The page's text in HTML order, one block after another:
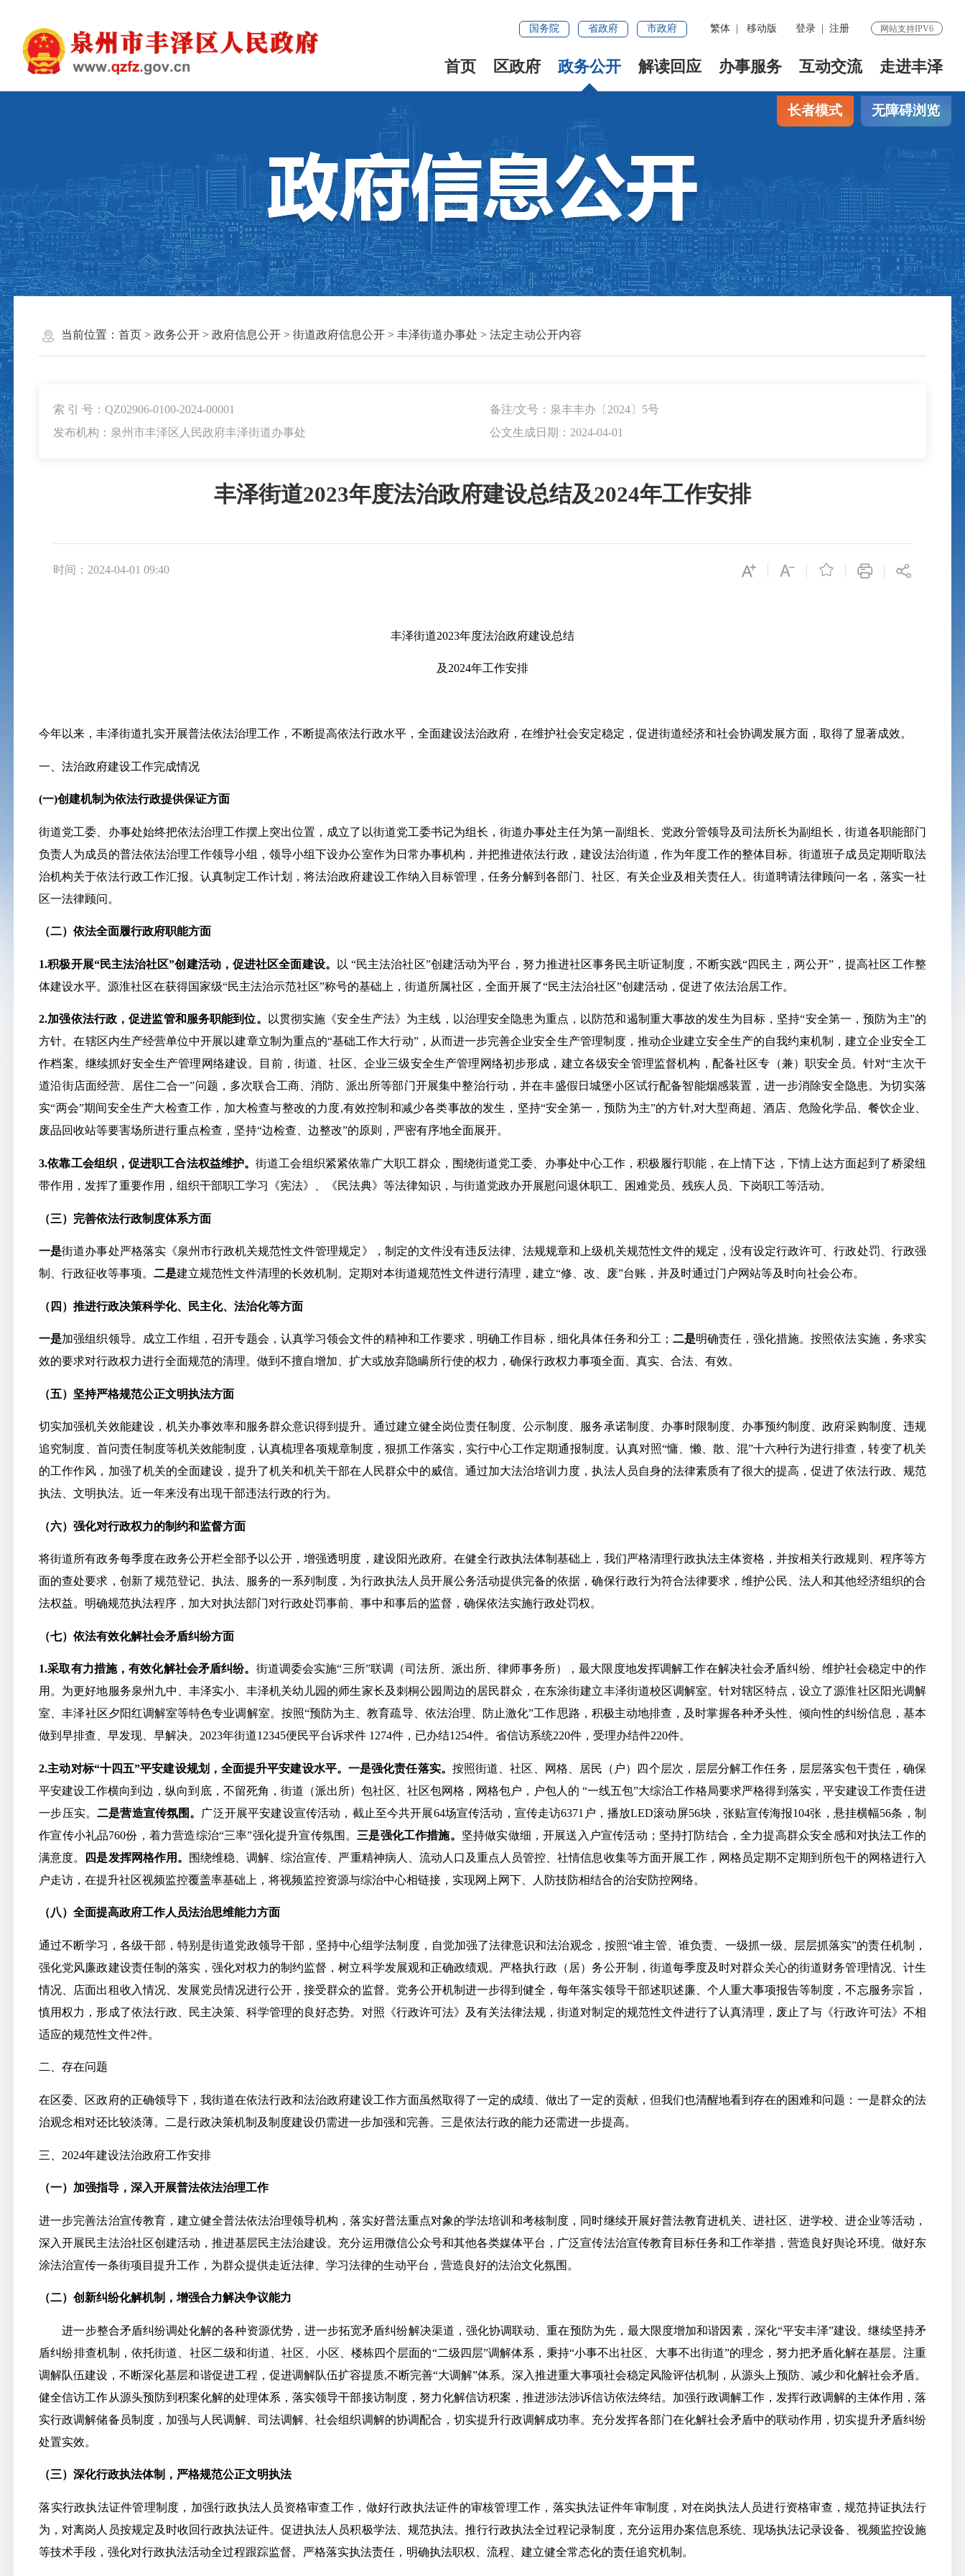
国务院 省政府 市政府 繁体 移动版 登录 注册 网站支持IPV6
首页 区政府 政务公开 解读回应 办事服务 互动交流 走进丰泽
长者模式 无障碍浏览
当前位置： 首页> 政务公开> 政府信息公开> 街道政府信息公开> 丰泽街道办事处 > 法定主动公开内容
索 引 号：QZ02906-0100-2024-00001
备注/文号：泉丰丰办〔2024〕5号
发布机构：泉州市丰泽区人民政府丰泽街道办事处
公文生成日期：2024-04-01
丰泽街道2023年度法治政府建设总结及2024年工作安排
时间：2024-04-01 09:40 
丰泽街道2023年度法治政府建设总结
及2024年工作安排
今年以来，丰泽街道扎实开展普法依法治理工作，不断提高依法行政水平，全面建设法治政府，在维护社会安定稳定，促进街道经济和社会协调发展方面，取得了显著成效。
一、法治政府建设工作完成情况
(一)创建机制为依法行政提供保证方面
街道党工委、办事处始终把依法治理工作摆上突出位置，成立了以街道党工委书记为组长，街道办事处主任为第一副组长、党政分管领导及司法所长为副组长，街道各职能部门
负责人为成员的普法依法治理工作领导小组，领导小组下设办公室作为日常办事机构，并把推进依法行政，建设法治街道，作为年度工作的整体目标。街道班子成员定期听取法
治机构关于依法行政工作汇报。认真制定工作计划，将法治政府建设工作纳入目标管理，任务分解到各部门、社区、有关企业及相关责任人。街道聘请法律顾问一名，落实一社
区一法律顾问。
（二）依法全面履行政府职能方面
1.积极开展“民主法治社区”创建活动，促进社区全面建设。
以 “民主法治社区”创建活动为平台，努力推进社区事务民主听证制度，不断实践“四民主，两公开”，提高社区工作整
体建设水平。源淮社区在获得国家级“民主法治示范社区”称号的基础上，街道所属社区，全面开展了“民主法治社区”创建活动，促进了依法治居工作。
2.加强依法行政，促进监管和服务职能到位。 以贯彻实施《安全生产法》为主线，以治理安全隐患为重点，以防范和遏制重大事故的发生为目标，坚持“安全第一，预防为主”的
方针。在辖区内生产经营单位中开展以建章立制为重点的“基础工作大行动”，从而进一步完善企业安全生产管理制度，推动企业建立安全生产的自我约束机制，建立企业安全工
作档案。继续抓好安全生产管理网络建设。目前，街道、社区、企业三级安全生产管理网络初步形成，建立各级安全管理监督机构，配备社区专（兼）职安全员。针对“主次干
道沿街店面经营、居住二合一”问题，多次联合工商、消防、派出所等部门开展集中整治行动，并在丰盛假日城堡小区试行配备智能烟感装置，进一步消除安全隐患。为切实落
实“两会”期间安全生产大检查工作，加大检查与整改的力度,有效控制和减少各类事故的发生，坚持“安全第一，预防为主”的方针,对大型商超、酒店、危险化学品、餐饮企业、
废品回收站等要害场所进行重点检查，坚持“边检查、边整改”的原则，严密有序地全面展开。
3.依靠工会组织，促进职工合法权益维护。街道工会组织紧紧依靠广大职工群众，围绕街道党工委、办事处中心工作，积极履行职能，在上情下达，下情上达方面起到了桥梁纽
带作用，发挥了重要作用，组织干部职工学习《宪法》、《民法典》等法律知识，与街道党政办开展慰问退休职工、困难党员、残疾人员、下岗职工等活动。
（三）完善依法行政制度体系方面
一是街道办事处严格落实《泉州市行政机关规范性文件管理规定》，制定的文件没有违反法律、法规规章和上级机关规范性文件的规定，没有设定行政许可、行政处罚、行政强
制、行政征收等事项。二是建立规范性文件清理的长效机制。定期对本街道规范性文件进行清理，建立“修、改、废”台账，并及时通过门户网站等及时向社会公布。
（四）推进行政决策科学化、民主化、法治化等方面
一是加强组织领导。成立工作组，召开专题会，认真学习领会文件的精神和工作要求，明确工作目标，细化具体任务和分工； 二是明确责任，强化措施。按照依法实施，务求实
效的要求对行政权力进行全面规范的清理。做到不擅自增加、扩大或放弃隐瞒所行使的权力，确保行政权力事项全面、真实、合法、有效。
（五）坚持严格规范公正文明执法方面
切实加强机关效能建设，机关办事效率和服务群众意识得到提升。通过建立健全岗位责任制度、公示制度、服务承诺制度、办事时限制度、办事预约制度、政府采购制度、违规
追究制度、首问责任制度等机关效能制度，认真梳理各项规章制度，狠抓工作落实，实行中心工作定期通报制度。认真对照“慵、懒、散、混”十六种行为进行排查，转变了机关
的工作作风，加强了机关的全面建设，提升了机关和机关干部在人民群众中的威信。通过加大法治培训力度，执法人员自身的法律素质有了很大的提高，促进了依法行政、规范
执法、文明执法。近一年来没有出现干部违法行政的行为。
（六）强化对行政权力的制约和监督方面
将街道所有政务每季度在政务公开栏全部予以公开，增强透明度，建设阳光政府。在健全行政执法体制基础上，我们严格清理行政执法主体资格，并按相关行政规则、程序等方
面的查处要求，创新了规范登记、执法、服务的一系列制度，为行政执法人员开展公务活动提供完备的依据，确保行政行为符合法律要求，维护公民、法人和其他经济组织的合
法权益。明确规范执法程序，加大对执法部门对行政处罚事前、事中和事后的监督，确保依法实施行政处罚权。
（七）依法有效化解社会矛盾纠纷方面
1.采取有力措施，有效化解社会矛盾纠纷。 街道调委会实施“三所”联调（司法所、派出所、律师事务所），最大限度地发挥调解工作在解决社会矛盾纠纷、维护社会稳定中的作
用。为更好地服务泉州九中、丰泽实小、丰泽机关幼儿园的师生家长及刺桐公园周边的居民群众，在东涂街建立丰泽街道校区调解室。针对辖区特点，设立了源淮社区阳光调解
室、丰泽社区夕阳红调解室等特色专业调解室。按照“预防为主、教育疏导、依法治理、防止激化”工作思路，积极主动地排查，及时掌握各种矛头性、倾向性的纠纷信息，基本
做到早排查、早发现、早解决。2023年街道12345便民平台诉求件 1274件，已办结1254件。省信访系统220件，受理办结件220件。
2.主动对标“十四五”平安建设规划，全面提升平安建设水平。一是强化责任落实。 按照街道、社区、网格、居民（户）四个层次，层层分解工作任务，层层落实包干责任，确保
平安建设工作横向到边，纵向到底，不留死角，街道（派出所）包社区、社区包网格，网格包户，户包人的 “一线五包”大综治工作格局要求严格得到落实，平安建设工作责任进
一步压实。二是营造宣传氛围。 广泛开展平安建设宣传活动，截止至今共开展64场宣传活动，宣传走访6371户，播放LED滚动屏56块，张贴宣传海报104张，悬挂横幅56条，制
作宣传小礼品760份，着力营造综治“三率”强化提升宣传氛围。 三是强化工作措施。 坚持做实做细，开展送入户宣传活动；坚持打防结合，全力提高群众安全感和对执法工作的
满意度。
四是发挥网格作用。
围绕维稳、调解、综治宣传、严重精神病人、流动人口及重点人员管控、社情信息收集等方面开展工作，网格员定期不定期到所包干的网格进行入
户走访，在提升社区视频监控覆盖率基础上，将视频监控资源与综治中心相链接，实现网上网下、人防技防相结合的治安防控网络。
（八）全面提高政府工作人员法治思维能力方面
通过不断学习，各级干部，特别是街道党政领导干部，坚持中心组学法制度，自觉加强了法律意识和法治观念，按照“谁主管、谁负责、一级抓一级、层层抓落实”的责任机制，
强化党风廉政建设责任制的落实，强化对权力的制约监督，树立科学发展观和正确政绩观。严格执行政（居）务公开制，街道每季度及时对群众关心的街道财务管理情况、计生
情况、店面出租收入情况、发展党员情况进行公开，接受群众的监督。党务公开机制进一步得到健全，每年落实领导干部述职述廉、个人重大事项报告等制度，不忘服务宗旨，
慎用权力，形成了依法行政、民主决策、科学管理的良好态势。对照《行政许可法》及有关法律法规，街道对制定的规范性文件进行了认真清理，废止了与《行政许可法》不相
适应的规范性文件2件。
二、存在问题
在区委、区政府的正确领导下，我街道在依法行政和法治政府建设工作方面虽然取得了一定的成绩、做出了一定的贡献，但我们也清醒地看到存在的困难和问题：一是群众的法
治观念相对还比较淡薄。二是行政决策机制及制度建设仍需进一步加强和完善。三是依法行政的能力还需进一步提高。
三、2024年建设法治政府工作安排
（一）加强指导，深入开展普法依法治理工作
进一步完善法治宣传教育，建立健全普法依法治理领导机构，落实好普法重点对象的学法培训和考核制度，同时继续开展好普法教育进机关、进社区、进学校、进企业等活动，
深入开展民主法治社区创建活动，推进基层民主法治建设。充分运用微信公众号和其他各类媒体平台，广泛宣传法治宣传教育目标任务和工作举措，营造良好舆论环境。做好东
涂法治宣传一条街项目提升工作，为群众提供走近法律、学习法律的生动平台，营造良好的法治文化氛围。
（二）创新纠纷化解机制，增强合力解决争议能力
进一步整合矛盾纠纷调处化解的各种资源优势，进一步拓宽矛盾纠纷解决渠道，强化协调联动、重在预防为先，最大限度增加和谐因素，深化“平安丰泽”建设。继续坚持矛
盾纠纷排查机制，依托街道、社区二级和街道、社区、小区、楼栋四个层面的“二级四层”调解体系，秉持“小事不出社区、大事不出街道”的理念，努力把矛盾化解在基层。注重
调解队伍建设，不断深化基层和谐促进工程，促进调解队伍扩容提质,不断完善“大调解”体系。深入推进重大事项社会稳定风险评估机制，从源头上预防、减少和化解社会矛盾。
健全信访工作从源头预防到积案化解的处理体系，落实领导干部接访制度，努力化解信访积案，推进涉法涉诉信访依法终结。加强行政调解工作，发挥行政调解的主体作用，落
实行政调解储备员制度，加强与人民调解、司法调解、社会组织调解的协调配合，切实提升行政调解成功率。充分发挥各部门在化解社会矛盾中的联动作用，切实提升矛盾纠纷
处置实效。
（三）深化行政执法体制，严格规范公正文明执法
落实行政执法证件管理制度，加强行政执法人员资格审查工作，做好行政执法证件的审核管理工作，落实执法证件年审制度，对在岗执法人员进行资格审查，规范持证执法行
为，对离岗人员按规定及时收回行政执法证件。促进执法人员积极学法、规范执法。推行行政执法全过程记录制度，充分运用办案信息系统、现场执法记录设备、视频监控设施
等技术手段，强化对行政执法活动全过程跟踪监督。严格落实执法责任，明确执法职权、流程、建立健全常态化的责任追究机制。